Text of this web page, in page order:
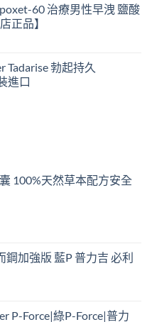
60 治療男性早洩 鹽酸
正品】
Tadarise 勃起持久
進口
100%天然草本配方安全
鋼加強版 藍P 普力吉 必利
P-Force|綠P-Force|普力